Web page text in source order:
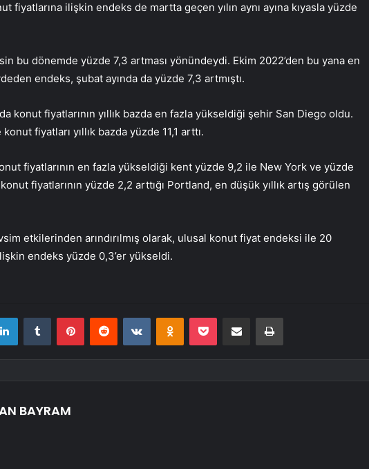
fiyatlarına ilişkin endeks de martta geçen yılın aynı ayına kıyasla yüzde
bu dönemde yüzde 7,3 artması yönündeydi. Ekim 2022’den bu yana en
endeks, şubat ayında da yüzde 7,3 artmıştı.
konut fiyatlarının yıllık bazda en fazla yükseldiği şehir San Diego oldu.
fiyatları yıllık bazda yüzde 11,1 arttı.
fiyatlarının en fazla yükseldiği kent yüzde 9,2 ile New York ve yüzde
fiyatlarının yüzde 2,2 arttığı Portland, en düşük yıllık artış görülen
etkilerinden arındırılmış olarak, ulusal konut fiyat endeksi ile 20
endeks yüzde 0,3’er yükseldi.
LinkedInTumblr PinterestReddit VKontakteOdnoklassniki
Pocket E-Posta ile paylaş Yazdır
BAYRAM